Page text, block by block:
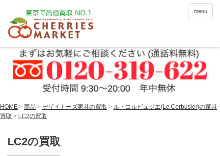
menu
HOME > 商品 > デザイナーズ家具の買取 > ル・コルビュジエ(Le Corbusier)の家具
買取 > LC2の買取
LC2の買取